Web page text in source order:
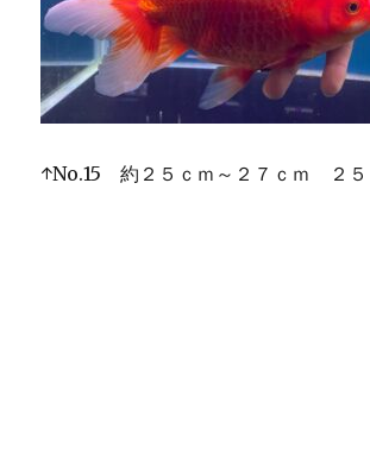
↑No.15 約２５ｃｍ～２７ｃｍ ２５